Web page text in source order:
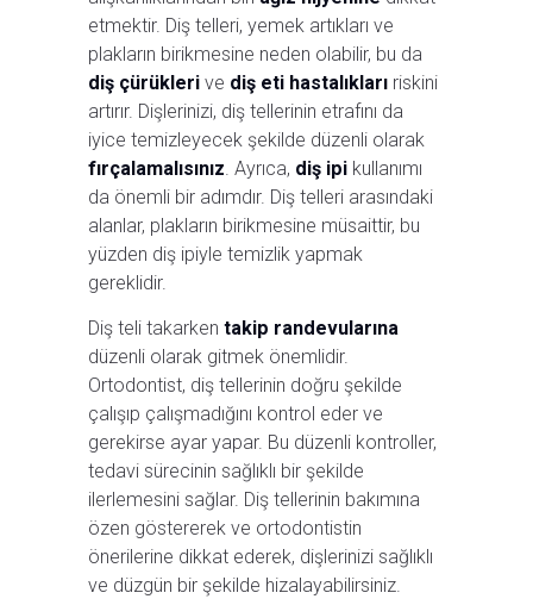
etmektir. Diş telleri, yemek artıkları ve
plakların birikmesine neden olabilir, bu da
diş çürükleri ve diş eti hastalıkları riskini
artırır. Dişlerinizi, diş tellerinin etrafını da
iyice temizleyecek şekilde düzenli olarak
fırçalamalısınız. Ayrıca, diş ipi kullanımı
da önemli bir adımdır. Diş telleri arasındaki
alanlar, plakların birikmesine müsaittir, bu
yüzden diş ipiyle temizlik yapmak
gereklidir.
Diş teli takarken takip randevularına
düzenli olarak gitmek önemlidir.
Ortodontist, diş tellerinin doğru şekilde
çalışıp çalışmadığını kontrol eder ve
gerekirse ayar yapar. Bu düzenli kontroller,
tedavi sürecinin sağlıklı bir şekilde
ilerlemesini sağlar. Diş tellerinin bakımına
özen göstererek ve ortodontistin
önerilerine dikkat ederek, dişlerinizi sağlıklı
ve düzgün bir şekilde hizalayabilirsiniz.